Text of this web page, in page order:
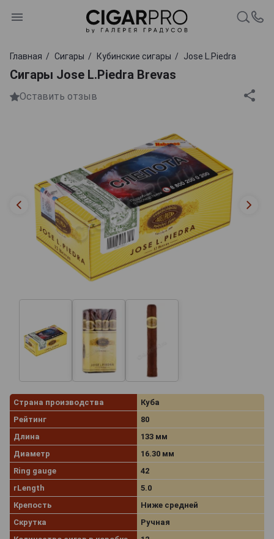
Главная Сигары Кубинские сигары Jose L.Piedra
Сигары Jose L.Piedra Brevas
Оставить отзыв
Страна производства
Куба
Рейтинг
80
Длина
133 мм
Диаметр
16.30 мм
Ring gauge
42
rLength
5.0
Крепость
Ниже средней
Скрутка
Ручная